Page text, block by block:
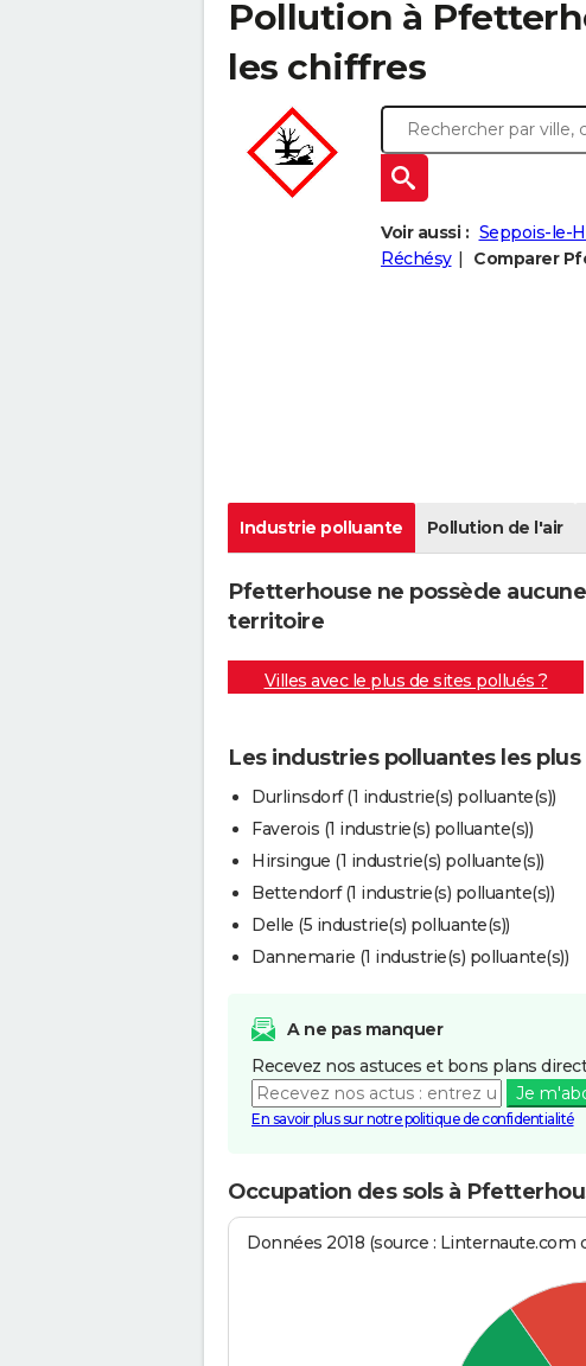
Pollution à
les chiffres
Voir aussi : Seppois-le-
Réchésy
Comparer
Industrie polluante Pollution de l'air
Pfetterhouse ne possède
territoire
Villes avec le plus de sites pollués ?
Les industries polluantes les
Durlinsdorf (1 industrie(s) polluante(s))
Faverois (1 industrie(s) polluante(s))
Hirsingue (1 industrie(s) polluante(s))
Bettendorf (1 industrie(s) polluante(s))
Delle (5 industrie(s) polluante(s))
Dannemarie (1 industrie(s) polluante(s))
A ne pas manquer
Recevez nos astuces et bons plans
Je
En savoir plus sur notre politique de confidentialité
Occupation des sols à
Données 2018 (source : Linternaute.com